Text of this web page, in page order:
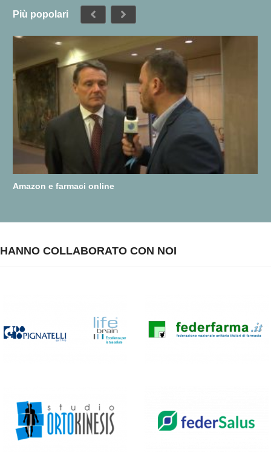
Più popolari
Amazon e farmaci online
HANNO COLLABORATO CON NOI